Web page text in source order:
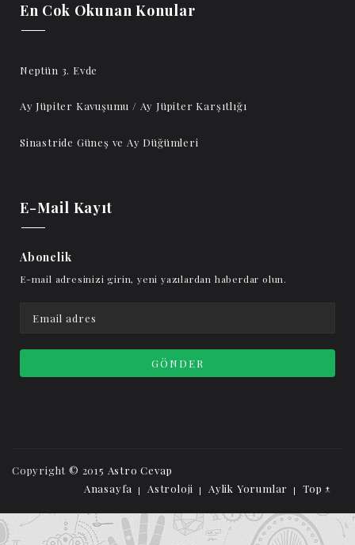
En Cok Okunan Konular
Neptün 3. Evde
Ay Jüpiter Kavuşumu / Ay Jüpiter Karşıtlığı
Sinastride Güneş ve Ay Düğümleri
E-Mail Kayıt
Abonelik
E-mail adresinizi girin, yeni yazılardan haberdar olun.
Copyright © 2015 Astro Cevap
Anasayfa
Astroloji Aylik Yorumlar Top ↑